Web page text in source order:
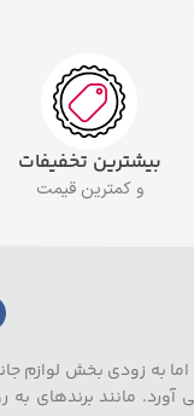
بیشترین تخفیفات
و کمترین قیمت
را برداشت اما به زودی بخش
مانند برندهای به